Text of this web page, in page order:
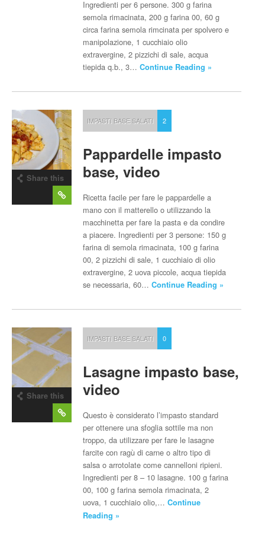
Ingredienti per 6 persone. 300 g farina
semola rimacinata, 200 g farina 00, 60 g
circa farina semola rimcinata per spolvero e
manipolazione, 1 cucchiaio olio
extravergine, 2 pizzichi di sale, acqua
tiepida q.b., 3…Continue Reading »
Share this
IMPASTI BASE SALATI 2
Pappardelle impasto
base, video
Ricetta facile per fare le pappardelle a
mano con il matterello o utilizzando la
macchinetta per fare la pasta e da condire
a piacere. Ingredienti per 3 persone: 150 g
farina di semola rimacinata, 100 g farina
00, 2 pizzichi di sale, 1 cucchiaio di olio
extravergine, 2 uova piccole, acqua tiepida
se necessaria, 60…Continue Reading »
Share this
IMPASTI BASE SALATI 0
Lasagne impasto base,
video
Questo è considerato l’impasto standard
per ottenere una sfoglia sottile ma non
troppo, da utilizzare per fare le lasagne
farcite con ragù di carne o altro tipo di
salsa o arrotolate come cannelloni ripieni.
Ingredienti per 8 – 10 lasagne. 100 g farina
00, 100 g farina semola rimacinata, 2
uova, 1 cucchiaio olio,…Continue
Reading »